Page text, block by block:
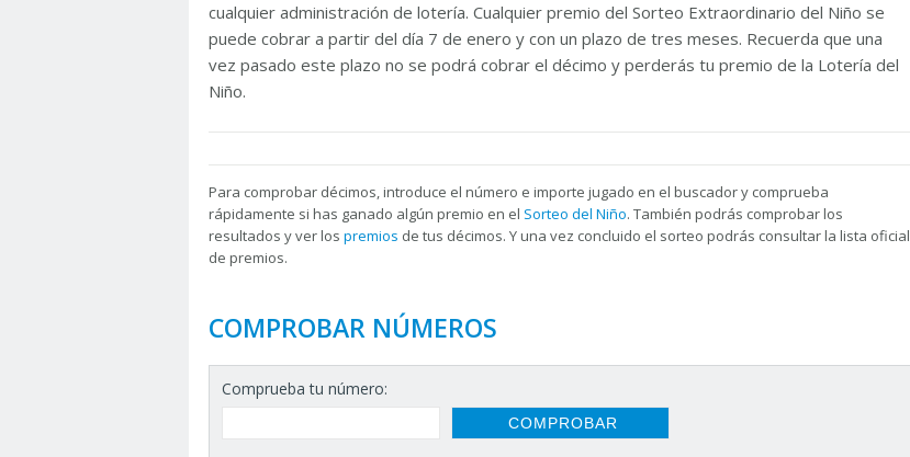
cualquier administración de lotería. Cualquier premio del Sorteo Extraordinario del Niño se
puede cobrar a partir del día 7 de enero y con un plazo de tres meses. Recuerda que una
vez pasado este plazo no se podrá cobrar el décimo y perderás tu premio de la Lotería del
Niño.
Para comprobar décimos, introduce el número e importe jugado en el buscador y comprueba
rápidamente si has ganado algún premio en el Sorteo del Niño. También podrás comprobar los
resultados y ver los premios de tus décimos. Y una vez concluido el sorteo podrás consultar la lista oficial
de premios.
COMPROBAR NÚMEROS
Comprueba tu número: